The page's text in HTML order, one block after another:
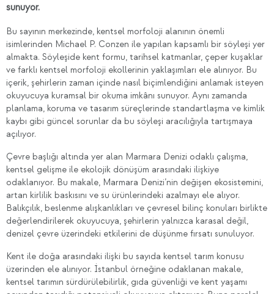
sunuyor.
Bu sayının merkezinde, kentsel morfoloji alanının önemli
isimlerinden Michael P. Conzen ile yapılan kapsamlı bir söyleşi yer
almakta. Söyleşide kent formu, tarihsel katmanlar, çeper kuşaklar
ve farklı kentsel morfoloji ekollerinin yaklaşımları ele alınıyor. Bu
içerik, şehirlerin zaman içinde nasıl biçimlendiğini anlamak isteyen
okuyucuya kuramsal bir okuma imkânı sunuyor. Aynı zamanda
planlama, koruma ve tasarım süreçlerinde standartlaşma ve kimlik
kaybı gibi güncel sorunlar da bu söyleşi aracılığıyla tartışmaya
açılıyor.
Çevre başlığı altında yer alan Marmara Denizi odaklı çalışma,
kentsel gelişme ile ekolojik dönüşüm arasındaki ilişkiye
odaklanıyor. Bu makale, Marmara Denizi’nin değişen ekosistemini,
artan kirlilik baskısını ve su ürünlerindeki azalmayı ele alıyor.
Balıkçılık, beslenme alışkanlıkları ve çevresel bilinç konuları birlikte
değerlendirilerek okuyucuya, şehirlerin yalnızca karasal değil,
denizel çevre üzerindeki etkilerini de düşünme fırsatı sunuluyor.
Kent ile doğa arasındaki ilişki bu sayıda kentsel tarım konusu
üzerinden ele alınıyor. İstanbul örneğine odaklanan makale,
kentsel tarımın sürdürülebilirlik, gıda güvenliği ve kent yaşamı